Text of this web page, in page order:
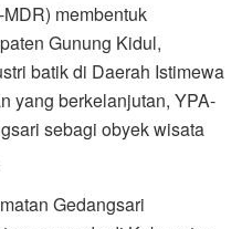
membentuk
Gunung Kidul,
batik di Daerah Istimewa
yang berkelanjutan, YPA-
sebagi obyek wisata
Gedangsari